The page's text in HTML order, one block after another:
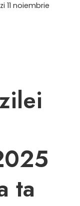
11 noiembrie
ta